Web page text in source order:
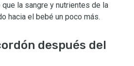
la sangre y nutrientes de la
hacia el bebé un poco más.
después del